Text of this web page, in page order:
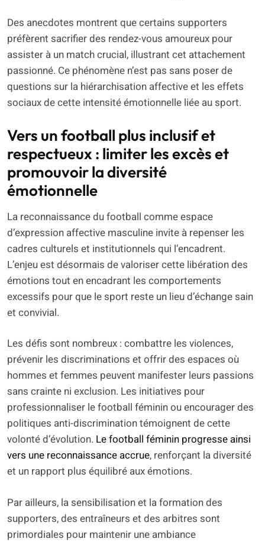
Des anecdotes montrent que certains supporters
préfèrent sacrifier des rendez-vous amoureux pour
assister à un match crucial, illustrant cet attachement
passionné. Ce phénomène n’est pas sans poser de
questions sur la hiérarchisation affective et les effets
sociaux de cette intensité émotionnelle liée au sport.
Vers un football plus inclusif et
respectueux : limiter les excès et
promouvoir la diversité
émotionnelle
La reconnaissance du football comme espace
d’expression affective masculine invite à repenser les
cadres culturels et institutionnels qui l’encadrent.
L’enjeu est désormais de valoriser cette libération des
émotions tout en encadrant les comportements
excessifs pour que le sport reste un lieu d’échange sain
et convivial.
Les défis sont nombreux : combattre les violences,
prévenir les discriminations et offrir des espaces où
hommes et femmes peuvent manifester leurs passions
sans crainte ni exclusion. Les initiatives pour
professionnaliser le football féminin ou encourager des
politiques anti-discrimination témoignent de cette
volonté d’évolution. Le football féminin progresse ainsi
vers une reconnaissance accrue, renforçant la diversité
et un rapport plus équilibré aux émotions.
Par ailleurs, la sensibilisation et la formation des
supporters, des entraîneurs et des arbitres sont
primordiales pour maintenir une ambiance